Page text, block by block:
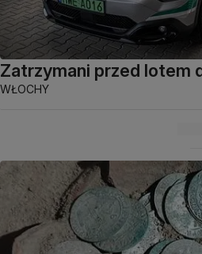
Zatrzymani przed lotem
WŁOCHY